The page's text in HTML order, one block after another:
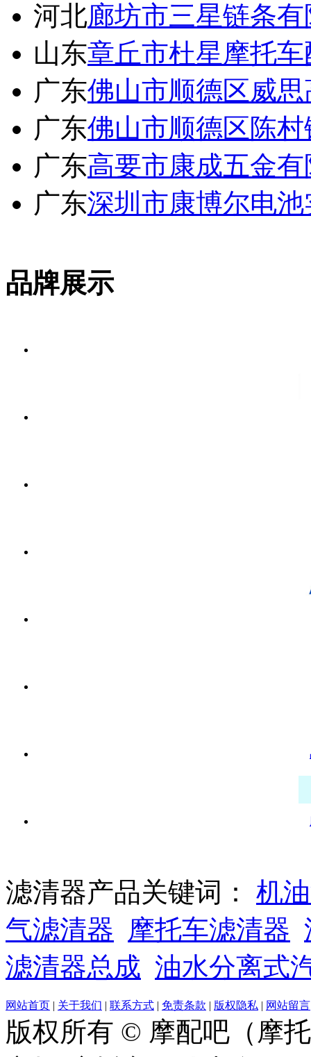
河北廊坊市三星链条
山东章丘市杜星摩托
广东佛山市顺德区威
广东佛山市顺德区陈
广东高要市康成五金
广东深圳市康博尔电
品牌展示
滤清器产品关键词： 机
气滤清器 摩托车滤清器
滤清器总成 油水分离式
网站首页 | 关于我们 | 联系方式 | 免责条款 | 版权隐私 | 网站留言
版权所有 © 摩配吧（摩